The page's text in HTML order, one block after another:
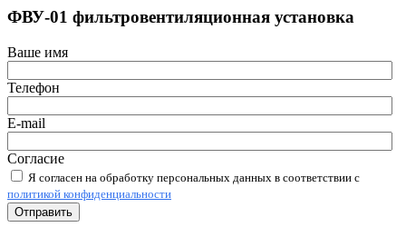
ФВУ-01 фильтровентиляционная установка
Ваше имя
Телефон
E-mail
Согласие
Я согласен на обработку персональных данных в соответствии с
политикой конфиденциальности
Отправить